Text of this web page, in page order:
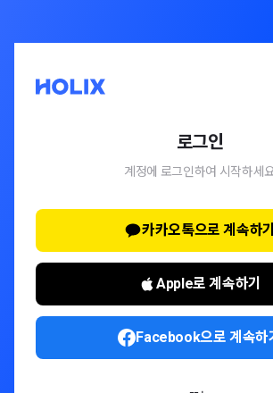
로그인
계정에 로그인하여 시작하세
카카오톡으로 계속하기
Apple로 계속하기
Facebook으로 계속하